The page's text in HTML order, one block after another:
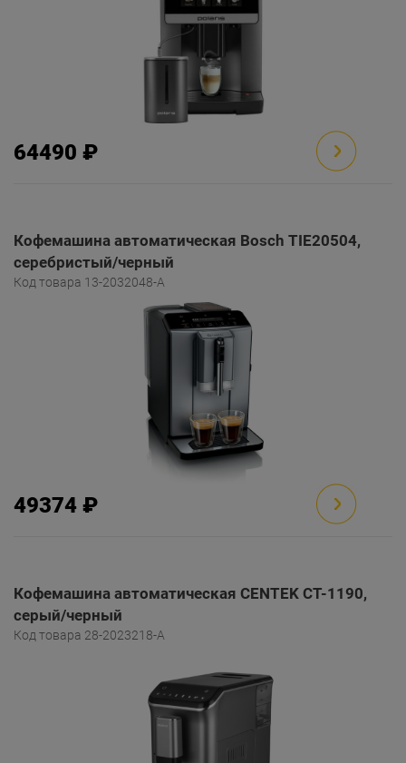
64490 ₽
Кофемашина автоматическая Bosch TIE20504,
серебристый/черный
Код товара 13-2032048-A
49374 ₽
Кофемашина автоматическая CENTEK CT-1190,
серый/черный
Код товара 28-2023218-A